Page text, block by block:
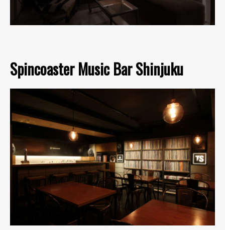
Spincoaster Music Bar Shinjuku